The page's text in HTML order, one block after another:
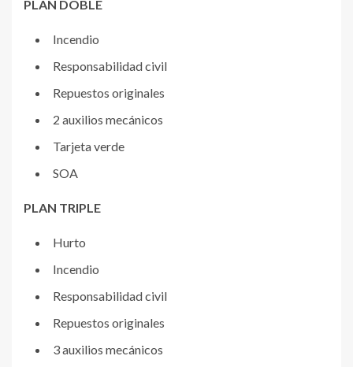
PLAN DOBLE
Incendio
Responsabilidad civil
Repuestos originales
2 auxilios mecánicos
Tarjeta verde
SOA
PLAN TRIPLE
Hurto
Incendio
Responsabilidad civil
Repuestos originales
3 auxilios mecánicos